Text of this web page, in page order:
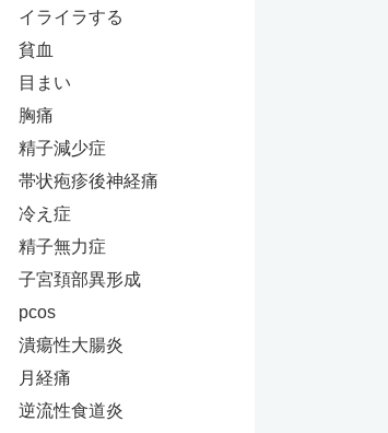
イライラする
貧血
目まい
胸痛
精子減少症
帯状疱疹後神経痛
冷え症
精子無力症
子宮頚部異形成
pcos
潰瘍性大腸炎
月経痛
逆流性食道炎